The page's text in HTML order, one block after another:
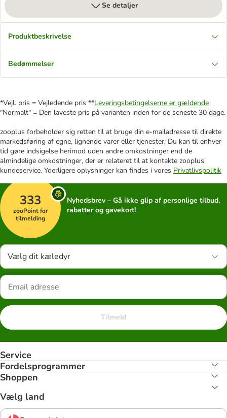
Se detaljer
Produktbeskrivelse
Bedømmelser
*Vejl. pris = Vejledende pris **Leveringsbetingelserne er gældende
"Normalt" = Den laveste pris på varianten inden for de seneste 30 dage.
zooplus forbeholder sig retten til at bruge din e-mailadresse til direkte
markedsføring af egne, lignende varer eller tjenester. Du kan til enhver
tid gøre indsigelse herimod uden andre omkostninger end de
almindelige omkostninger, der er relateret til at kontakte zooplus'
kundeservice. Yderligere oplysninger kan findes i vores Privatlivspolitik
333
zooPoint for
tilmelding
Nyhedsbrev – Gå ikke glip af personlige tilbud,
rabatter og gavekort!
Vælg dit kæledyr
Tilmeld
Service
Fordelsprogrammer
Shoppen
Vælg land